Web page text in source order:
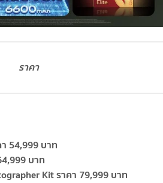
ราคา
54,999 บาท
บาท
Kit ราคา 79,999 บาท